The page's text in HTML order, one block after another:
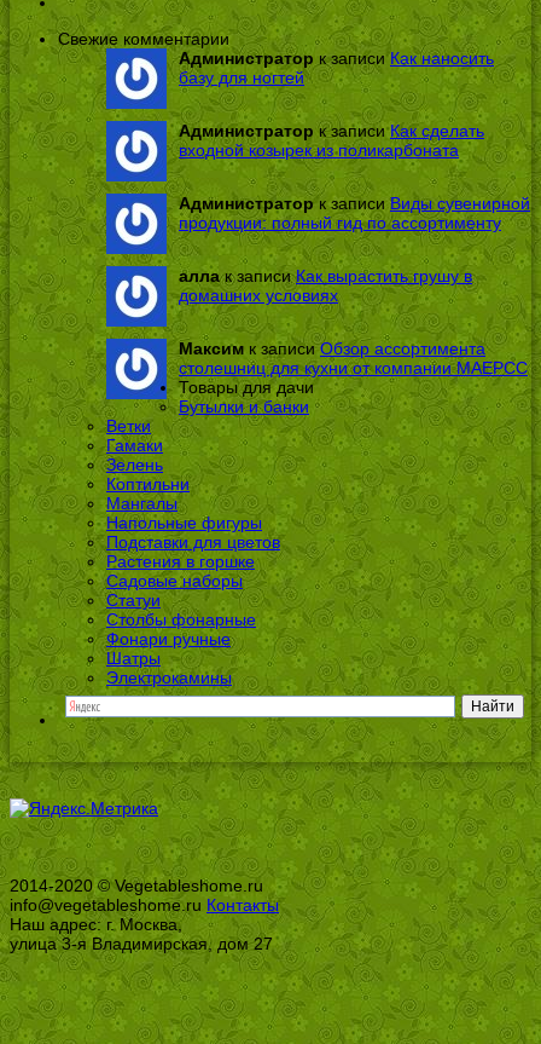
Свежие комментарии
Администратор к записиКак наносить
базу для ногтей
Администратор к записиКак сделать
входной козырек из поликарбоната
Администраторк записиВиды сувенирной
продукции: полный гид по ассортименту
аллак записиКак вырастить грушу в
домашних условиях
Максимк записиОбзор ассортимента
столешниц для кухни от компании МАЕРСС
Товары для дачи
Бутылки и банки
Ветки
Гамаки
Зелень
Коптильни
Мангалы
Напольные фигуры
Подставки для цветов
Растения в горшке
Садовые наборы
Статуи
Столбы фонарные
Фонари ручные
Шатры
Электрокамины
2014-2020 © Vegetableshome.ru
info@vegetableshome.ru Контакты
Наш адрес: г. Москва,
улица 3-я Владимирская, дом 27